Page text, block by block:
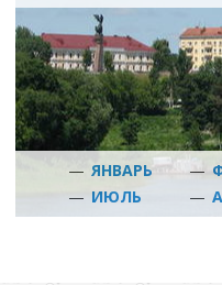
— ЯНВАРЬ —
— ИЮЛЬ —